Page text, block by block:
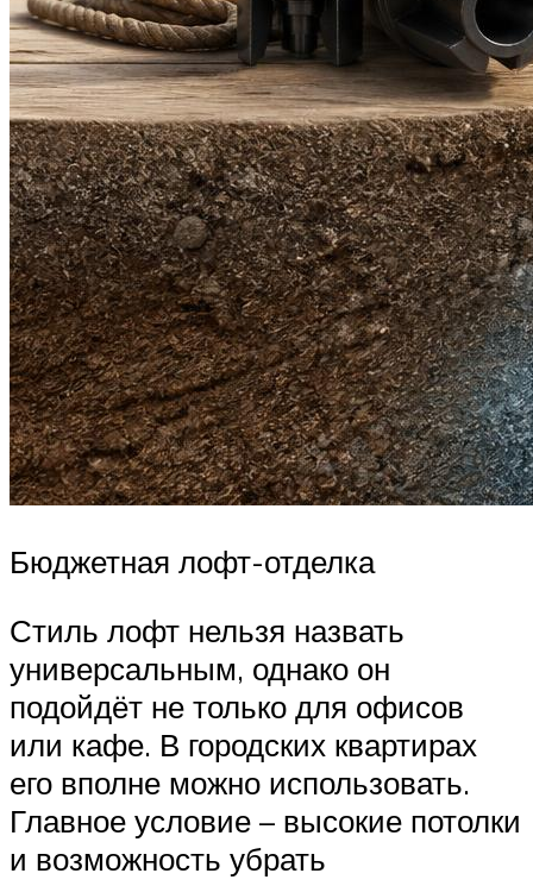
Бюджетная лофт-отделка
Стиль лофт нельзя назвать
универсальным, однако он
подойдёт не только для офисов
или кафе. В городских квартирах
его вполне можно использовать.
Главное условие – высокие потолки
и возможность убрать